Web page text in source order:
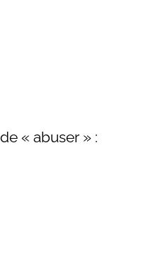
« abuser » :